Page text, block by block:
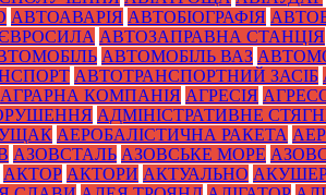
АВТОАВАРІЯ АВТОБІОГРАФІЯ
АВТОЗАПРАВНА СТАНЦІЯ
АВТОМОБІЛЬ ВАЗ
АВТОТРАНСПОРТНИЙ ЗАСІБ
АГРАРНА КОМПАНІЯ АГРЕСІЯ
АДМІНІСТРАТИВНЕ
АЕРОБАЛІСТИЧНА РАКЕТА
АЗОВСТАЛЬ АЗОВСЬКЕ МОРЕ
АКТОР АКТОРИ АКТУАЛЬНО